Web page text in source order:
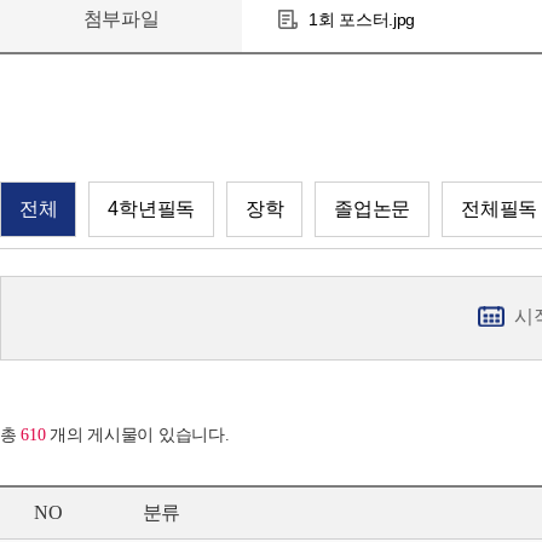
첨부파일 1회 포스터.jpg
전체 4학년필독 장학 졸업논문 전체필독
시
총610개의 게시물이 있습니다.
NO 분류